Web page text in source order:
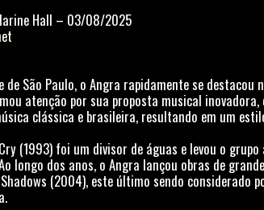
Hall – 03/08/2025
de São Paulo, o Angra rapidamente se
atenção por sua proposta musical
clássica e brasileira, resultando em um
(1993) foi um divisor de águas e levou o
longo dos anos, o Angra lançou obras de
(2004), este último sendo considerado